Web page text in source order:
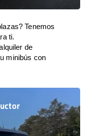
Tenemos
ti.
de
minibús con